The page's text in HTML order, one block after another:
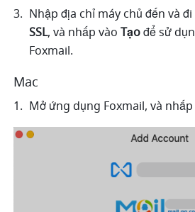
SSL, và nhấp vào Tạo để sử
Foxmail.
Mac
Mở ứng dụng Foxmail, và